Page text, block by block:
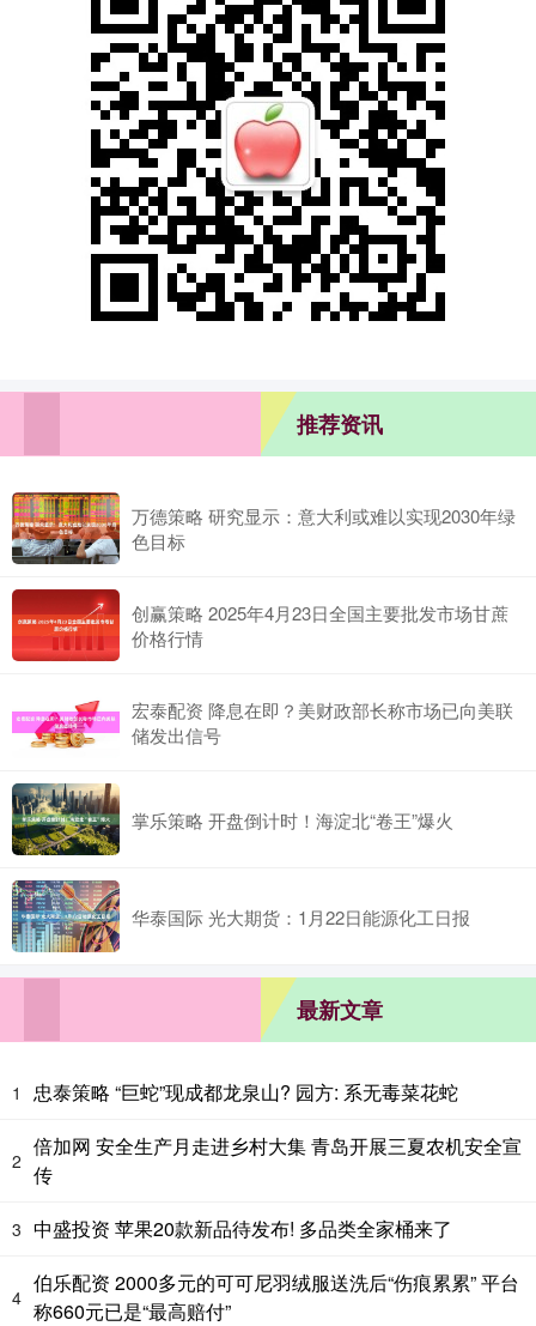
推荐资讯
万德策略 研究显示：意大利或难以实现2030年绿
色目标
创赢策略 2025年4月23日全国主要批发市场甘蔗
价格行情
宏泰配资 降息在即？美财政部长称市场已向美联
储发出信号
掌乐策略 开盘倒计时！海淀北“卷王”爆火
华泰国际 光大期货：1月22日能源化工日报
最新文章
1 忠泰策略 “巨蛇”现成都龙泉山? 园方: 系无毒菜花蛇
2
倍加网 安全生产月走进乡村大集 青岛开展三夏农机安全宣
传
3 中盛投资 苹果20款新品待发布! 多品类全家桶来了
4
伯乐配资 2000多元的可可尼羽绒服送洗后“伤痕累累” 平台
称660元已是“最高赔付”